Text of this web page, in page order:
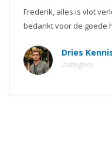
Frederik, alles is vlot
bedankt voor de goede
Dries
Zottegem